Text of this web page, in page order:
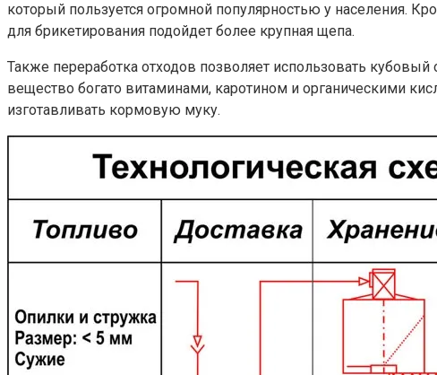
который пользуется огромной популярностью у населения.
для брикетирования подойдет более крупная щепа.
Также переработка отходов позволяет использовать
вещество богато витаминами, каротином и органическими
изготавливать кормовую муку.